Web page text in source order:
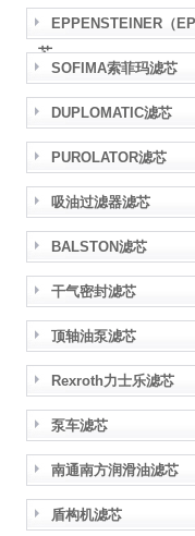
EPPENSTEINER（
芯
SOFIMA索菲玛滤芯
DUPLOMATIC滤芯
PUROLATOR滤芯
吸油过滤器滤芯
BALSTON滤芯
干气密封滤芯
顶轴油泵滤芯
Rexroth力士乐滤芯
泵车滤芯
南通南方润滑油滤芯
盾构机滤芯